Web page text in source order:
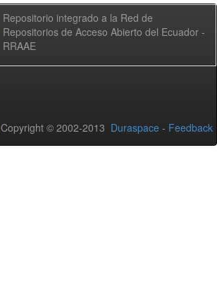
Repositorio integrado a la Red de
Repositorios de Acceso Abierto del Ecuador -
RRAAE
Copyright © 2002-2013 Duraspace - Feedback